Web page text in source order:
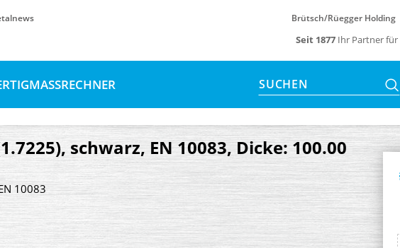
Brütsch/Rüegger Holding
Seit 1877 Ihr Partner
SUCHEN
schwarz, EN 10083, Dicke: 100.00
10083